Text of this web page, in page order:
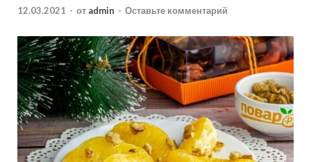
12.03.2021 - от admin - Оставьте комментарий